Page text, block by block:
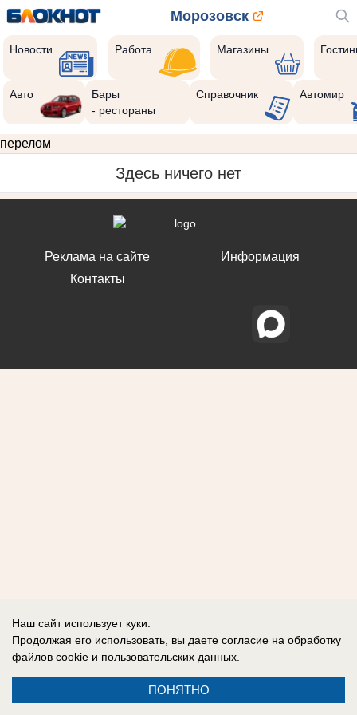
Морозовск
Новости Работа Магазины
Авто
Бары
- рестораны
Справочник Автомир
перелом
Здесь ничего нет
Реклама на сайте
Контакты
Информация
Наш сайт использует куки.
Продолжая его использовать, вы даете согласие на обработку
файлов cookie и пользовательских данных.
ПОНЯТНО